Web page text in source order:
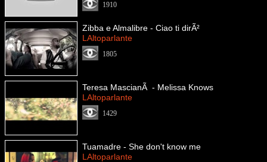
1910
Zibba e Almalibre - Ciao ti dirÃ²
LAltoparlante
1805
Teresa MascianÃ - Melissa Knows
LAltoparlante
1429
Tuamadre - She don't know me
LAltoparlante